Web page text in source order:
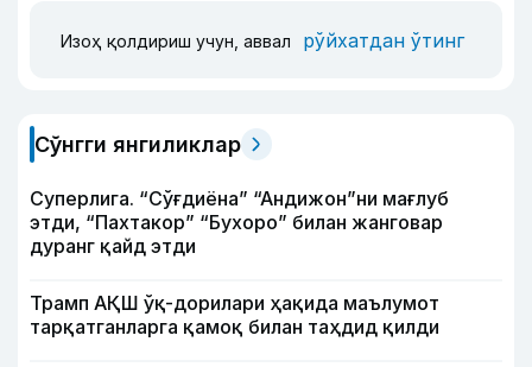
Изоҳ қолдириш учун, аввал рўйхатдан ўтинг
Сўнгги янгиликлар
Суперлига. “Сўғдиёна” “Андижон”ни мағлуб
этди, “Пахтакор” “Бухоро” билан жанговар
дуранг қайд этди
Трамп АҚШ ўқ-дорилари ҳақида маълумот
тарқатганларга қамоқ билан таҳдид қилди